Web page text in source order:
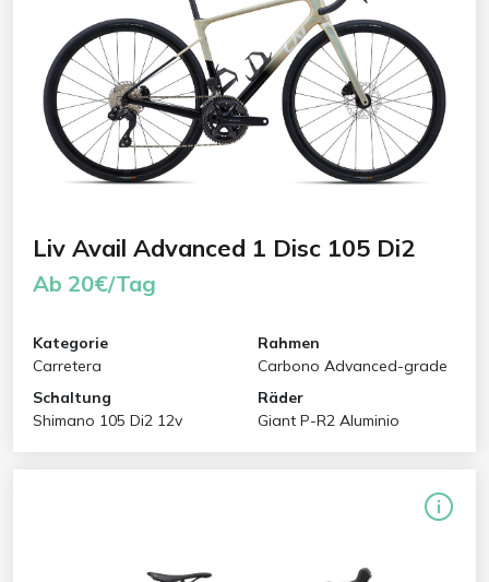
Liv Avail Advanced 1 Disc 105 Di2
Ab 20€/Tag
Kategorie
Carretera
Rahmen
Carbono Advanced-grade
Schaltung
Shimano 105 Di2 12v
Räder
Giant P-R2 Aluminio